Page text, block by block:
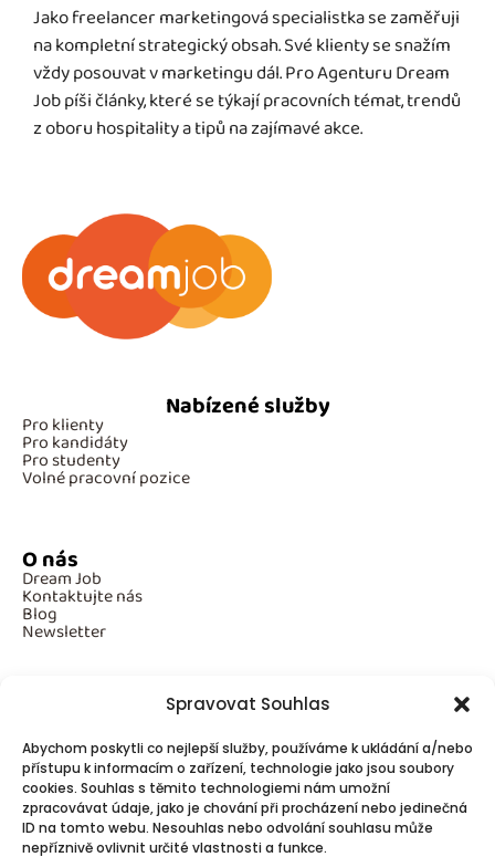
Spravovat Souhlas
Abychom poskytli co nejlepší služby, používáme k ukládání a/nebo
přístupu k informacím o zařízení, technologie jako jsou soubory
cookies. Souhlas s těmito technologiemi nám umožní
zpracovávat údaje, jako je chování při procházení nebo jedinečná
ID na tomto webu. Nesouhlas nebo odvolání souhlasu může
nepříznivě ovlivnit určité vlastnosti a funkce.
Jako freelancer marketingová specialistka se zaměřuji
na kompletní strategický obsah. Své klienty se snažím
vždy posouvat v marketingu dál. Pro Agenturu Dream
Job píši články, které se týkají pracovních témat, trendů
z oboru hospitality a tipů na zajímavé akce.
Nabízené služby
Pro klienty
Pro kandidáty
Pro studenty
Volné pracovní pozice
O nás
Dream Job
Kontaktujte nás
Blog
Newsletter
Povinné informace
GDPR
Cookies